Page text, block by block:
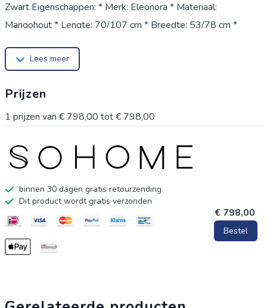
Zwart Eigenschappen: * Merk: Eleonora * Materiaal:
Mangohout * Lengte: 70/107 cm * Breedte: 53/78 cm *
Lees meer
Prijzen
1 prijzen van € 798,00 tot€ 798,00
binnen 30 dagen gratis retourzending
Dit product wordt gratis verzonden
€ 798,00
Bestel